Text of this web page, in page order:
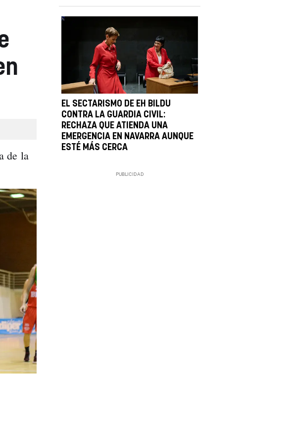
de la
EL SECTARISMO DE EH BILDU
CONTRA LA GUARDIA CIVIL:
RECHAZA QUE ATIENDA UNA
EMERGENCIA EN NAVARRA AUNQUE
ESTÉ MÁS CERCA